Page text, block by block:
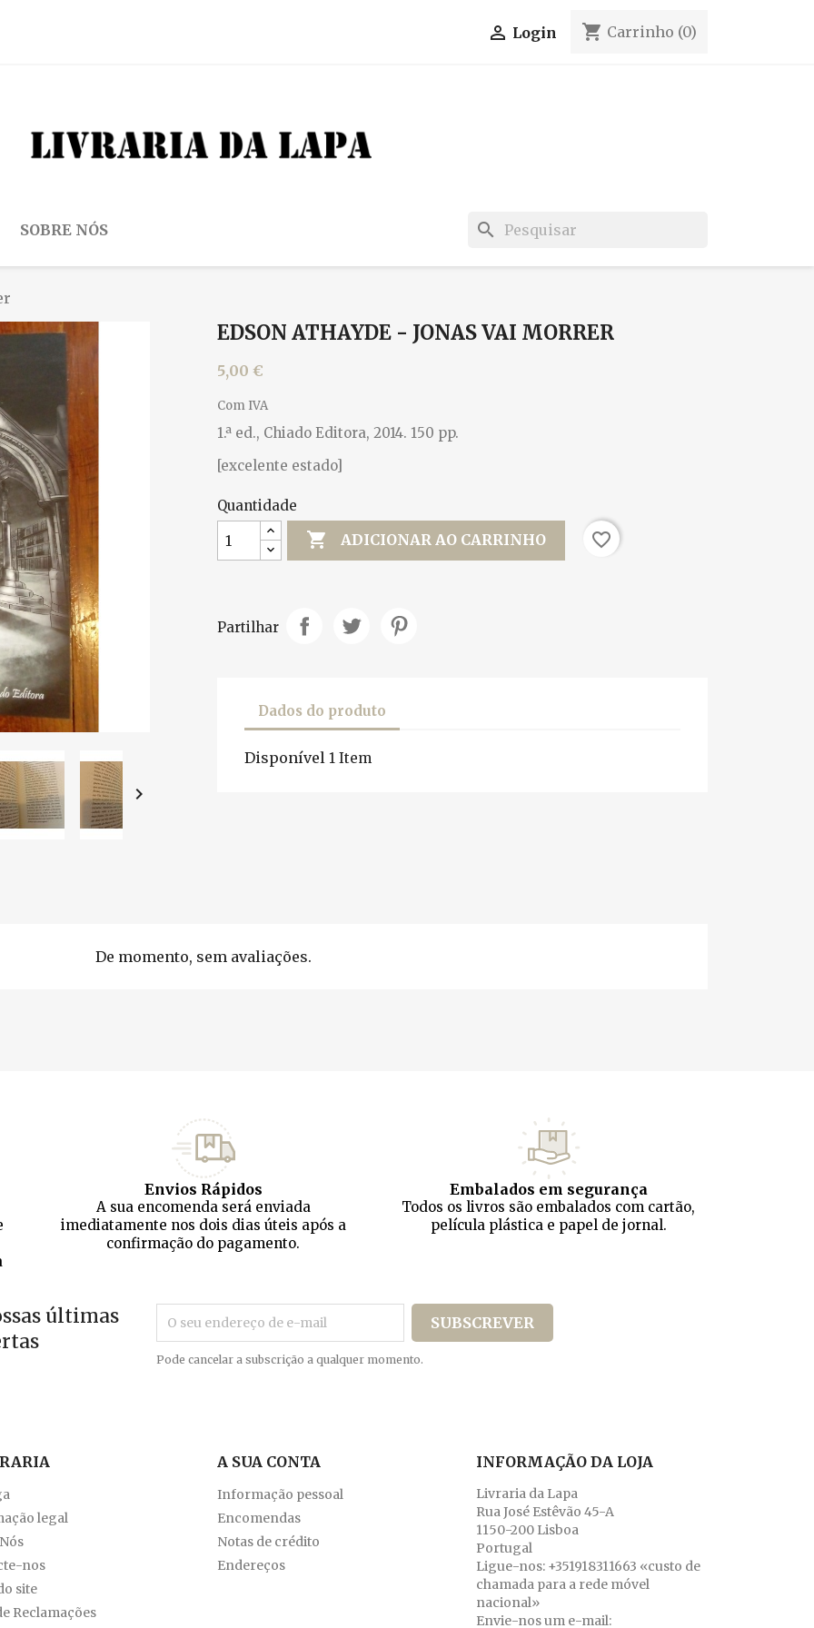
 Login shopping_cart Carrinho (0)
SOBRE NÓS search

EDSON ATHAYDE - JONAS VAI MORRER
5,00 €
Com IVA
1.ª ed., Chiado Editora, 2014. 150 pp.
[excelente estado]
Quantidade
 ADICIONAR AO CARRINHO favorite_border
Partilhar
Dados do produto
Disponível 1 Item
De momento, sem avaliações.
Envios Rápidos
A sua encomenda será enviada
imediatamente nos dois dias úteis após a
confirmação do pagamento.
Embalados em segurança
Todos os livros são embalados com cartão,
película plástica e papel de jornal.
últimas
Pode cancelar a subscrição a qualquer momento.
legal
nos
site
Reclamações
A SUA CONTA
Informação pessoal
Encomendas
Notas de crédito
Endereços
INFORMAÇÃO DA LOJA
Livraria da Lapa
Rua José Estêvão 45-A
1150-200 Lisboa
Portugal
Ligue-nos: +351918311663 «custo de
chamada para a rede móvel
nacional»
Envie-nos um e-mail: